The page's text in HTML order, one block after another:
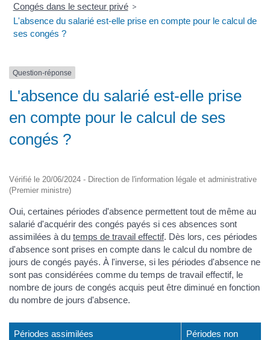
Congés dans le secteur privé >
L'absence du salarié est-elle prise en compte pour le calcul de
ses congés ?
Question-réponse
L'absence du salarié est-elle prise
en compte pour le calcul de ses
congés ?
Vérifié le 20/06/2024 - Direction de l'information légale et administrative
(Premier ministre)
Oui, certaines périodes d'absence permettent tout de même au
salarié d'acquérir des congés payés si ces absences sont
assimilées à du temps de travail effectif. Dès lors, ces périodes
d'absence sont prises en compte dans le calcul du nombre de
jours de congés payés. À l'inverse, si les périodes d'absence ne
sont pas considérées comme du temps de travail effectif, le
nombre de jours de congés acquis peut être diminué en fonction
du nombre de jours d'absence.
Périodes assimilées
Périodes non